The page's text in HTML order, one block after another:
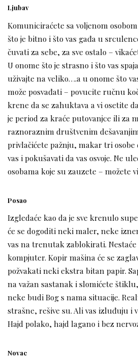
Ljubav
Komuniciraćete sa voljenom
što je bitno i što vas gađa u
čuvati za sebe, za sve ostalo –
U onome što je strasno i što vas
uživajte na veliko….a u onome što
može posvađati – povucite ručnu
krene da se zahuktava a vi osetite
je period za kraće putovanjce ili za
raznoraznim društvenim
privlačićete pažnju, makar tri osobe
vas i pokušavati da vas osvoje. Ne
osobama koje su zauzete – možete
Posao
Izgledaće kao da je sve krenulo
će se dogoditi neki maler, neke
vas na trenutak zablokirati. Nestaće
kompjuter. Kopir mašina će se
požvakati neki ekstra bitan papir.
na važan sastanak i slomićete
neke budi Bog s nama situacije.
strašne, rešive su. Ali vas izluđuju i
Hajd polako, hajd lagano i bez
Novac